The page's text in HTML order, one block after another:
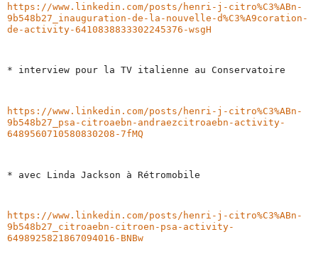
https://www.linkedin.com/posts/henri-j-citro%C3%ABn-
9b548b27_inauguration-de-la-nouvelle-d%C3%A9coration-
de-activity-6410838833302245376-wsgH
* interview pour la TV italienne au Conservatoire
https://www.linkedin.com/posts/henri-j-citro%C3%ABn-
9b548b27_psa-citroaebn-andraezcitroaebn-activity-
6489560710580830208-7fMQ
* avec Linda Jackson à Rétromobile
https://www.linkedin.com/posts/henri-j-citro%C3%ABn-
9b548b27_citroaebn-citroen-psa-activity-
6498925821867094016-BNBw